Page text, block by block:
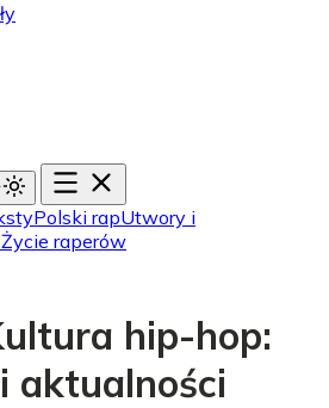
Polski rapUtwory i
Życie raperów
hip-hop:
aktualności